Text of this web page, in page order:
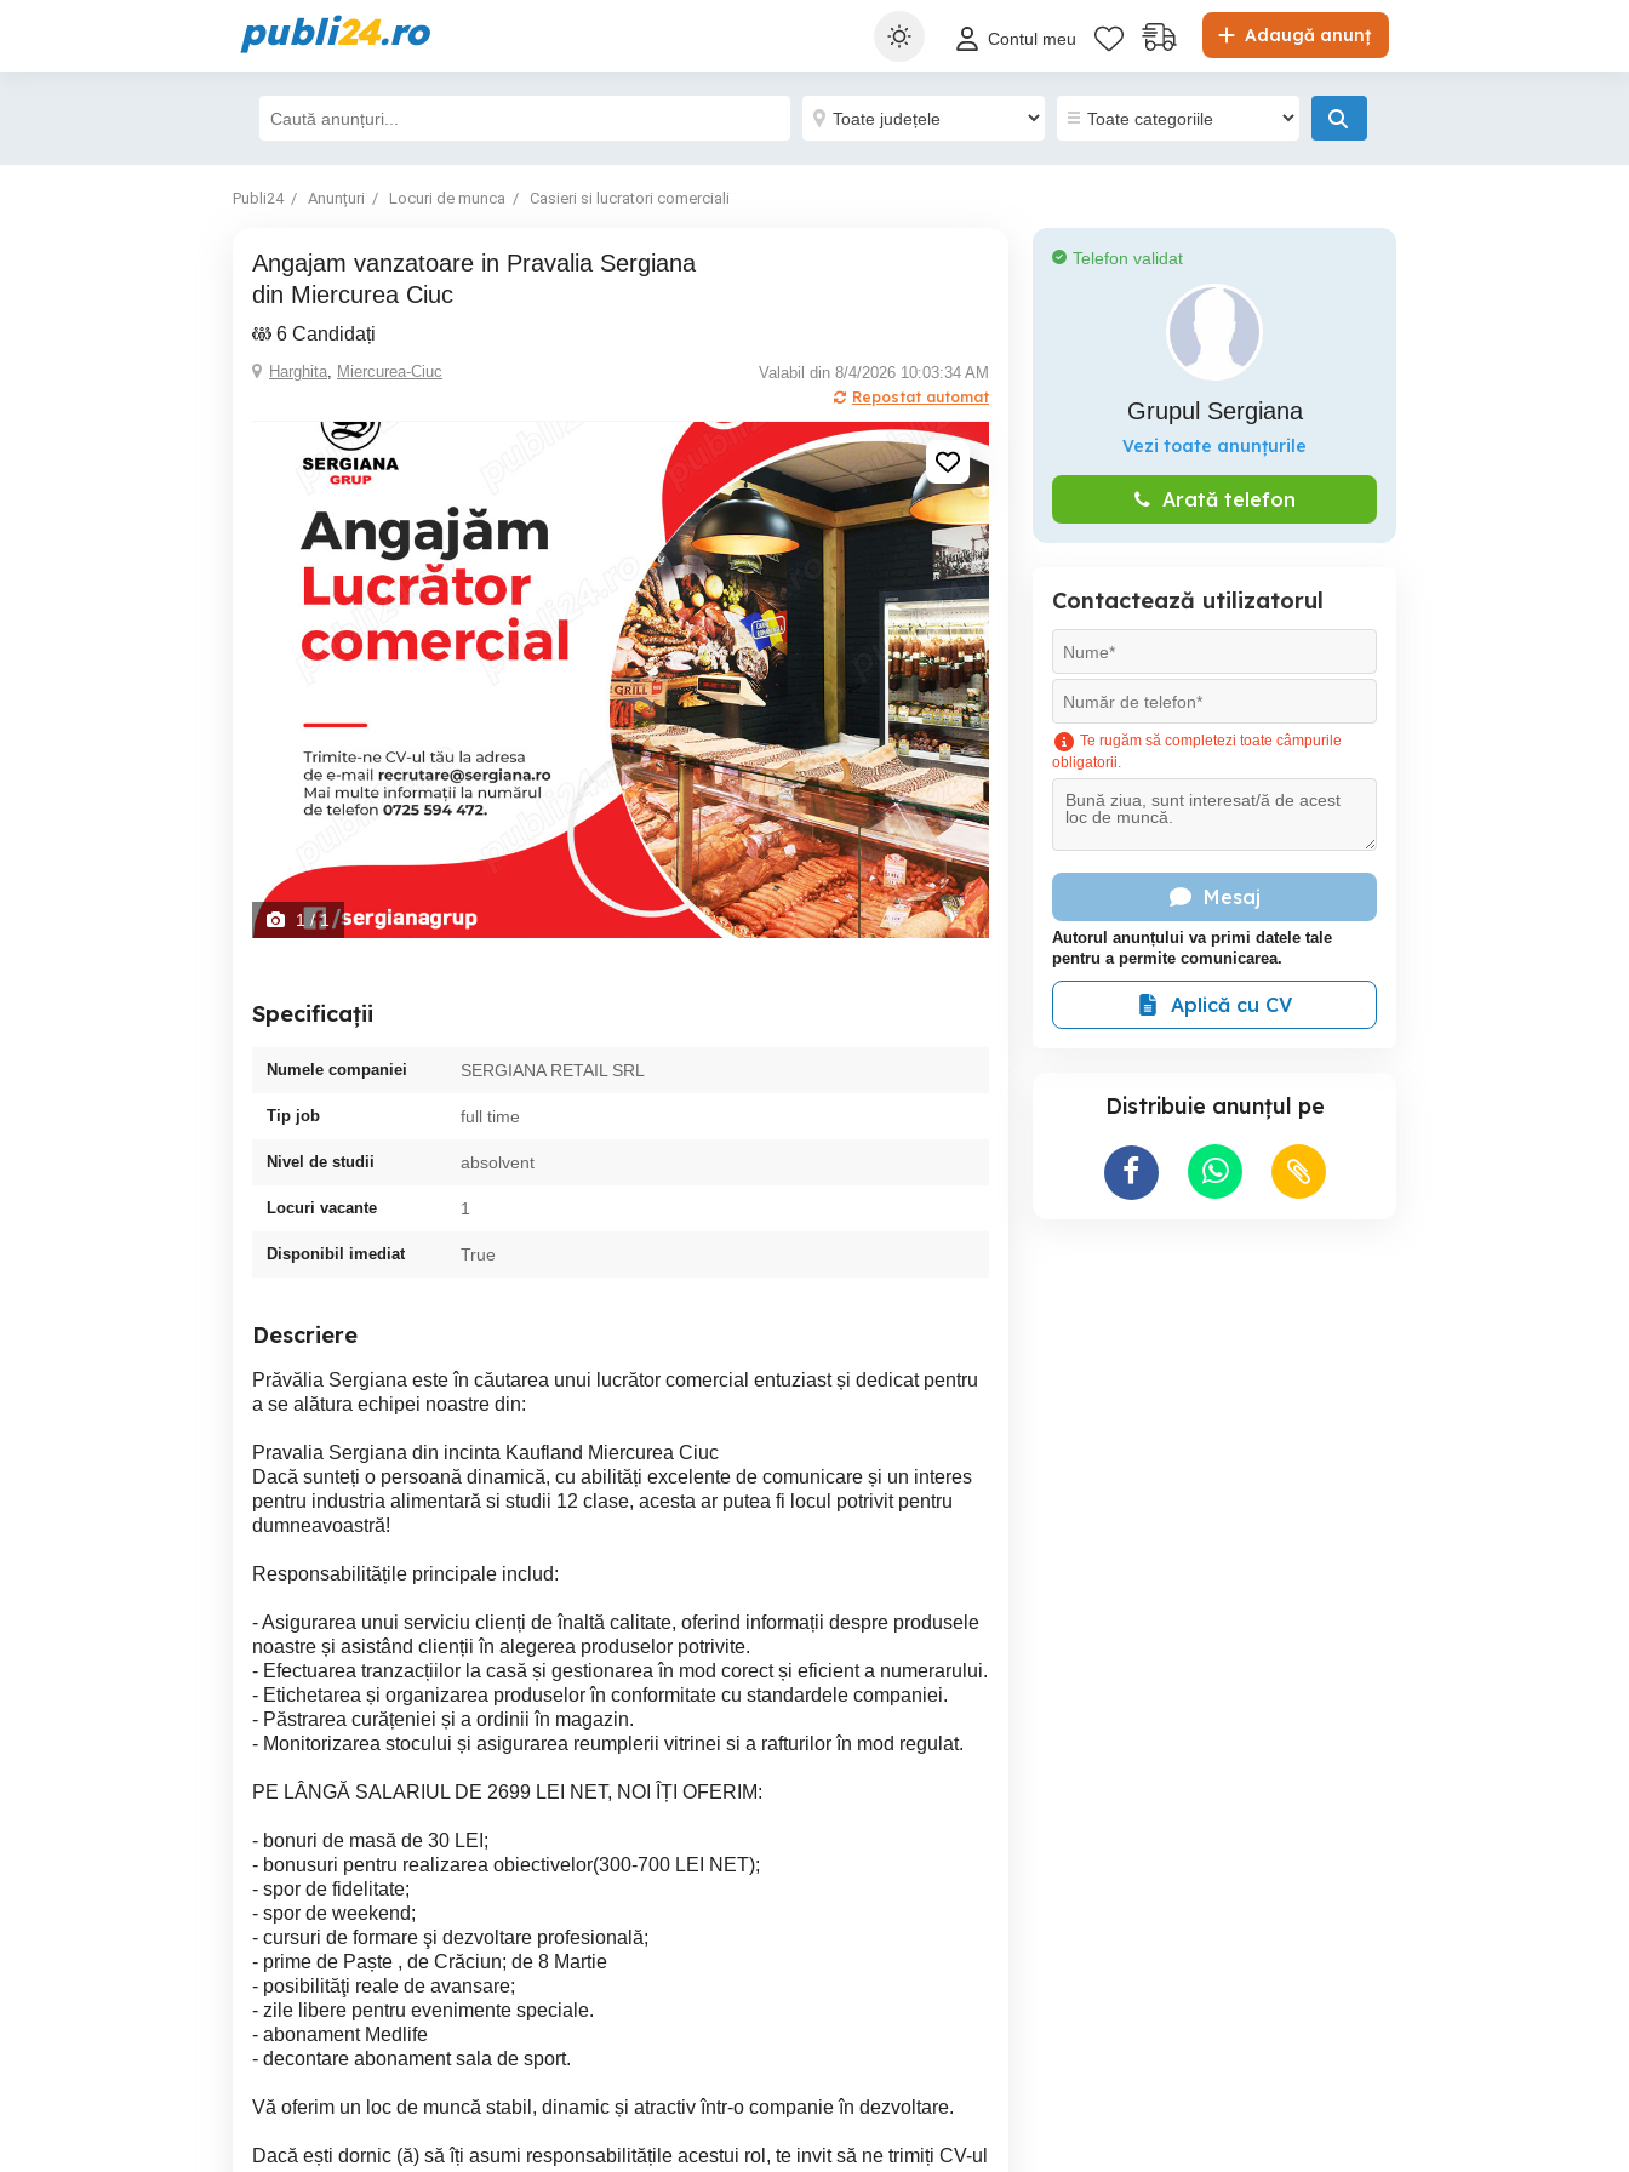
publi24.ro Adaugă anunț
Contul meu
Publi24 Anunțuri Locuri de munca Casieri si lucratori comerciali
Angajam vanzatoare in Pravalia Sergiana
din Miercurea Ciuc
6 Candidați
Harghita, Miercurea-Ciuc
Valabil din 8/4/2026 10:03:34 AM
Repostat automat
1 / 1
Specificații
Numele companiei SERGIANA RETAIL SRL
Tip job full time
Nivel de studii absolvent
Locuri vacante 1
Disponibil imediat True
Descriere
Prăvălia Sergiana este în căutarea unui lucrător comercial entuziast și dedicat pentru
a se alătura echipei noastre din:
Pravalia Sergiana din incinta Kaufland Miercurea Ciuc
Dacă sunteți o persoană dinamică, cu abilități excelente de comunicare și un interes
pentru industria alimentară si studii 12 clase, acesta ar putea fi locul potrivit pentru
dumneavoastră!
Responsabilitățile principale includ:
- Asigurarea unui serviciu clienți de înaltă calitate, oferind informații despre produsele
noastre și asistând clienții în alegerea produselor potrivite.
- Efectuarea tranzacțiilor la casă și gestionarea în mod corect și eficient a numerarului.
- Etichetarea și organizarea produselor în conformitate cu standardele companiei.
- Păstrarea curățeniei și a ordinii în magazin.
- Monitorizarea stocului și asigurarea reumplerii vitrinei si a rafturilor în mod regulat.
PE LÂNGĂ SALARIUL DE 2699 LEI NET, NOI ÎȚI OFERIM:
- bonuri de masă de 30 LEI;
- bonusuri pentru realizarea obiectivelor(300-700 LEI NET);
- spor de fidelitate;
- spor de weekend;
- cursuri de formare şi dezvoltare profesională;
- prime de Paște , de Crăciun; de 8 Martie
- posibilităţi reale de avansare;
- zile libere pentru evenimente speciale.
- abonament Medlife
- decontare abonament sala de sport.
Vă oferim un loc de muncă stabil, dinamic și atractiv într-o companie în dezvoltare.
Dacă ești dornic (ă) să îți asumi responsabilitățile acestui rol, te invit să ne trimiți CV-ul
Telefon validat
Grupul Sergiana
Vezi toate anunțurile
Arată telefon
Contactează utilizatorul
Te rugăm să completezi toate câmpurile
obligatorii.
Mesaj
Autorul anunțului va primi datele tale
pentru a permite comunicarea.
Aplică cu CV
Distribuie anunțul pe